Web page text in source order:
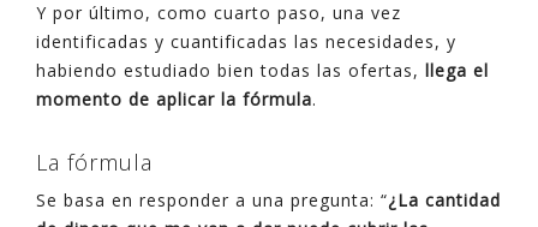
Y por último, como cuarto paso, una vez
identificadas y cuantificadas las necesidades, y
habiendo estudiado bien todas las ofertas, llega el
momento de aplicar la fórmula.
La fórmula
Se basa en responder a una pregunta: “¿La cantidad